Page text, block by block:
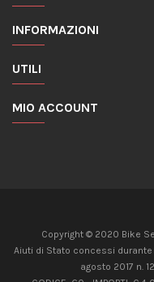
INFORMAZIONI
UTILI
MIO ACCOUNT
Copyright © 2020 Bike
Aiuti di Stato concessi
agosto 2017 n.